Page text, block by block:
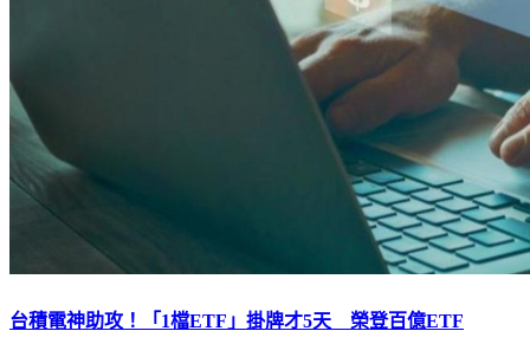
台積電神助攻！「1檔ETF」掛牌才5天 榮登百億ETF